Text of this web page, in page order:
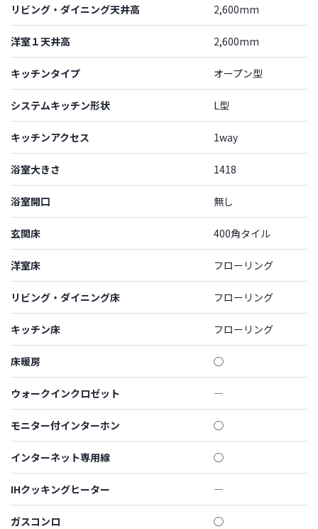
リビング・ダイニング天井高 2,600mm
洋室１天井高 2,600mm
キッチンタイプ オープン型
システムキッチン形状 L型
キッチンアクセス 1way
浴室大きさ 1418
浴室開口 無し
玄関床 400角タイル
洋室床 フローリング
リビング・ダイニング床 フローリング
キッチン床 フローリング
床暖房 ◯
ウォークインクロゼット ―
モニター付インターホン ◯
インターネット専用線 ◯
IHクッキングヒーター ―
ガスコンロ ◯